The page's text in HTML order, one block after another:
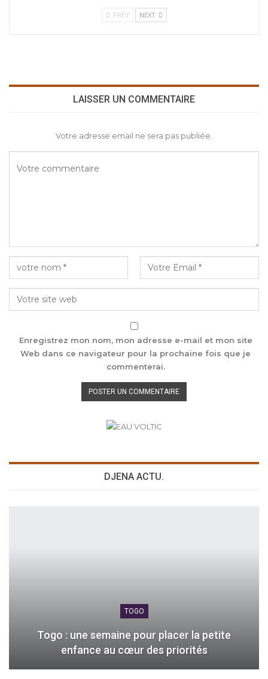
PREV NEXT
LAISSER UN COMMENTAIRE
Votre adresse email ne sera pas publiée.
Enregistrez mon nom, mon adresse e-mail et mon site
Web dans ce navigateur pour la prochaine fois que je
commenterai.
DJENA ACTU.
TOGO
Togo : une semaine pour placer la petite
enfance au cœur des priorités